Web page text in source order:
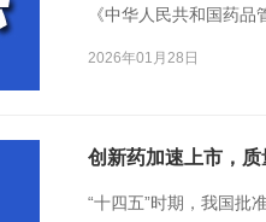
《中华人民共和国药
2026年01月28日
创新药加速上市，
“十四五”时期，我国批